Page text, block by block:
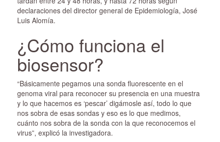
declaraciones del director general de Epidemiología, José
Luis Alomía.
¿Cómo funciona el
biosensor?
“Básicamente pegamos una sonda fluorescente en el
genoma viral para reconocer su presencia en una muestra
y lo que hacemos es ‘pescar’ digámosle así, todo lo que
nos sobra de esas sondas y eso es lo que medimos,
cuánto nos sobra de la sonda con la que reconocemos el
virus”, explicó la investigadora.